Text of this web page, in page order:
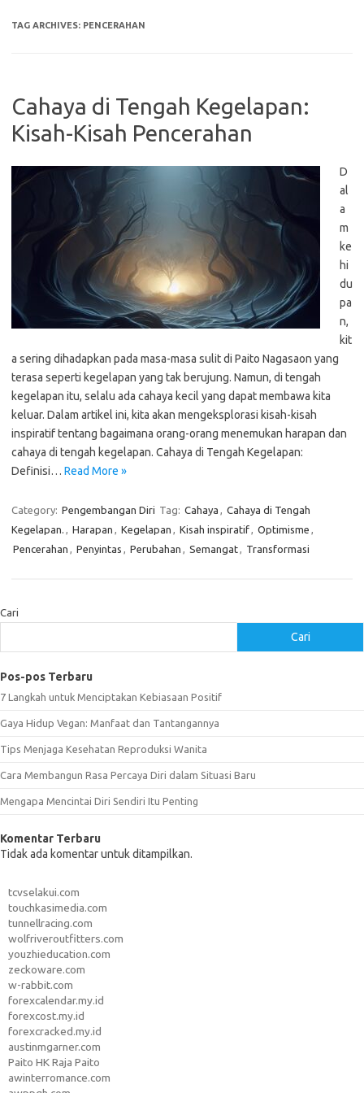
TAG ARCHIVES: PENCERAHAN
Cahaya di Tengah Kegelapan:
Kisah-Kisah Pencerahan
D
al
a
m
ke
hi
du
pa
n,
kit
a sering dihadapkan pada masa-masa sulit di Paito Nagasaon yang
terasa seperti kegelapan yang tak berujung. Namun, di tengah
kegelapan itu, selalu ada cahaya kecil yang dapat membawa kita
keluar. Dalam artikel ini, kita akan mengeksplorasi kisah-kisah
inspiratif tentang bagaimana orang-orang menemukan harapan dan
cahaya di tengah kegelapan. Cahaya di Tengah Kegelapan:
Definisi… Read More »
Category: Pengembangan Diri Tag: Cahaya , Cahaya di Tengah
Kegelapan. , Harapan , Kegelapan , Kisah inspiratif, Optimisme ,
Pencerahan , Penyintas , Perubahan , Semangat, Transformasi
Cari
Cari
Pos-pos Terbaru
7 Langkah untuk Menciptakan Kebiasaan Positif
Gaya Hidup Vegan: Manfaat dan Tantangannya
Tips Menjaga Kesehatan Reproduksi Wanita
Cara Membangun Rasa Percaya Diri dalam Situasi Baru
Mengapa Mencintai Diri Sendiri Itu Penting
Komentar Terbaru
Tidak ada komentar untuk ditampilkan.
tcvselakui.com
touchkasimedia.com
tunnellracing.com
wolfriveroutfitters.com
youzhieducation.com
zeckoware.com
w-rabbit.com
forexcalendar.my.id
forexcost.my.id
forexcracked.my.id
austinmgarner.com
Paito HK Raja Paito
awinterromance.com